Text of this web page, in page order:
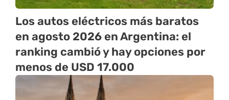
Los autos eléctricos más baratos
en agosto 2026 en Argentina: el
ranking cambió y hay opciones por
menos de USD 17.000